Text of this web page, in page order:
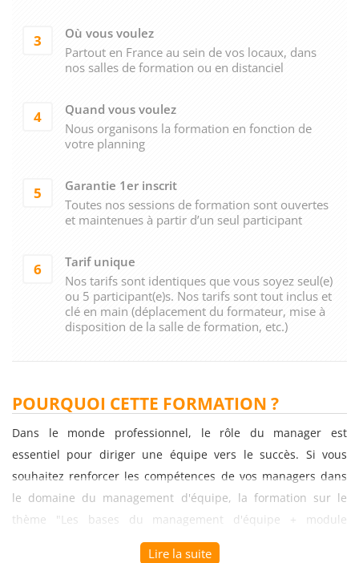
3
Où vous voulez
Partout en France au sein de vos locaux, dans
nos salles de formation ou en distanciel
4
Quand vous voulez
Nous organisons la formation en fonction de
votre planning
5
Garantie 1er inscrit
Toutes nos sessions de formation sont ouvertes
et maintenues à partir d’un seul participant
6
Tarif unique
Nos tarifs sont identiques que vous soyez seul(e)
ou 5 participant(e)s. Nos tarifs sont tout inclus et
clé en main (déplacement du formateur, mise à
disposition de la salle de formation, etc.)
POURQUOI CETTE FORMATION ?
Dans le monde professionnel, le rôle du manager est
essentiel pour diriger une équipe vers le succès. Si vous
souhaitez renforcer les compétences de vos managers dans
le domaine du management d'équipe, la formation sur le
thème "Les bases du management d'équipe + module
ennéagramme" offre une opportunité précieuse.
Lire la suite